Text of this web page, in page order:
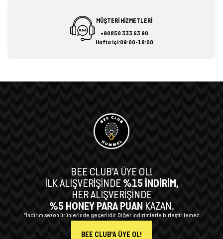
MÜŞTERİ HİZMETLERİ
+90850 333 63 90
Hafta içi:09:00-18:00
BEE CLUB’A ÜYE OL!
İLK ALIŞVERİŞİNDE %15 İNDİRİM,
HER ALIŞVERİŞİNDE
%5 HONEY PARA PUAN KAZAN.
*İndirim sezon ürünlerinde geçerlidir. Diğer indirimlerle birleştirilemez.
BEE CLUB'A ÜYE OL!